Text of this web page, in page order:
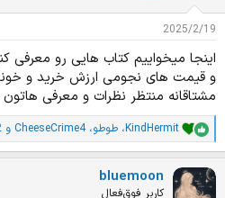
ه
م
و
ض
و
ع
ع
2025/2/19
اینجا میخواییم کتاب هایی رو معرفی
و قیمت های نجومی ارزش خرید و
مشتاقانه منتظر نظرات و معرفی هاتون
ا
م
ت
ی
ا
KindHermit، طوطو،CheeseCrime4 و 2 نفر دیگر
bluemoon
کاربر فوق‌فعال